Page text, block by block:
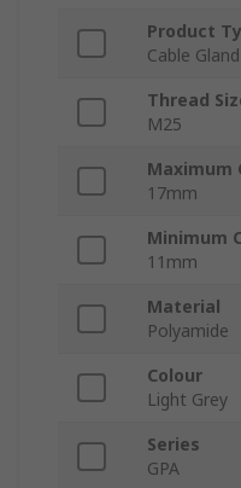
Product
Cable Gland
Thread
M25
Maximum
17mm
Minimum
11mm
Material
Polyamide
Colour
Light Grey
Series
GPA